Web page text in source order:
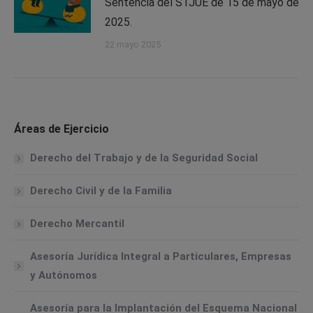
Sentencia del STJUE de 15 de mayo de
2025.
22 mayo 2025
Áreas de Ejercicio
Derecho del Trabajo y de la Seguridad Social
Derecho Civil y de la Familia
Derecho Mercantil
Asesoría Jurídica Integral a Particulares, Empresas
y Autónomos
Asesoría para la Implantación del Esquema Nacional